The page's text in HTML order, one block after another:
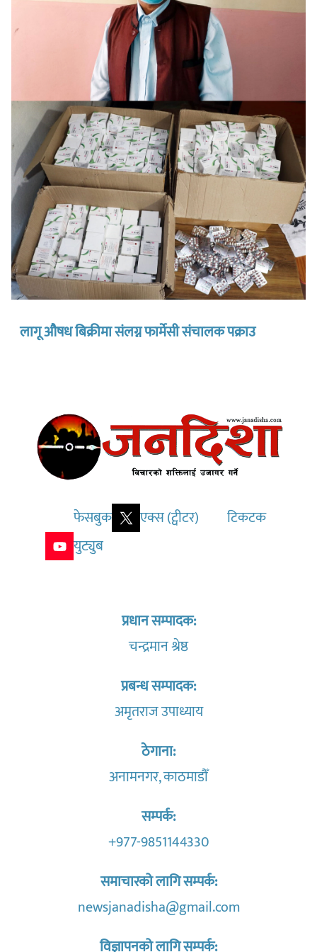
लागू औषध बिक्रीमा संलग्न फार्मेसी संचालक पक्राउ
फेसबुक एक्स (ट्वीटर)
टिकटक
युट्युब
प्रधान सम्पादक:
चन्द्रमान श्रेष्ठ
प्रबन्ध सम्पादक:
अमृतराज उपाध्याय
ठेगाना:
अनामनगर, काठमाडौँ
सम्पर्क:
+977-9851144330
समाचारको लागि सम्पर्क:
newsjanadisha@gmail.com